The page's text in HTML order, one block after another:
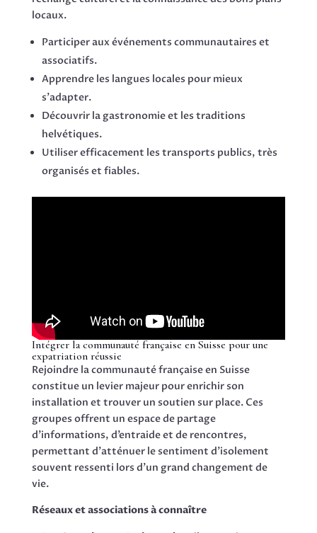
locaux.
Participer aux événements communautaires et
associatifs.
Apprendre les langues locales pour mieux
s’adapter.
Découvrir la gastronomie et les traditions
helvétiques.
Utiliser efficacement les transports publics, très
organisés et fiables.
Intégrer la communauté française en Suisse pour une
expatriation réussie
Rejoindre la communauté française en Suisse
constitue un levier majeur pour enrichir son
installation et trouver un soutien sur place. Ces
groupes offrent un espace de partage
d’informations, d’entraide et de rencontres,
permettant d’atténuer le sentiment d’isolement
souvent ressenti lors d’un grand changement de
vie.
Réseaux et associations à connaître